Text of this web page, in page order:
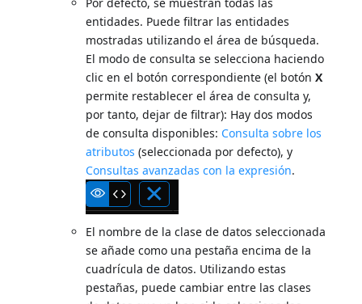
entidades. Puede filtrar las entidades
mostradas utilizando el área de búsqueda.
El modo de consulta se selecciona haciendo
clic en el botón correspondiente (el botónX
permite restablecer el área de consulta y,
por tanto, dejar de filtrar): Hay dos modos
de consulta disponibles: Consulta sobre los
atributos (seleccionada por defecto), y
Consultas avanzadas con la expresión.
El nombre de la clase de datos seleccionada
se añade como una pestaña encima de la
cuadrícula de datos. Utilizando estas
pestañas, puede cambiar entre las clases